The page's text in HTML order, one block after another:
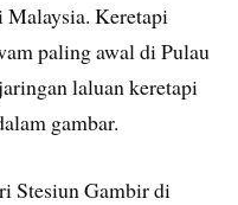
Keretapi
paling awal di Pulau
laluan keretapi
gambar.
Stesiun Gambir di